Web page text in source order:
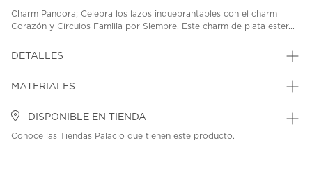
Charm Pandora; Celebra los lazos inquebrantables con el charm
Corazón y Círculos Familia por Siempre. Este charm de plata ester...
DETALLES
MATERIALES
DISPONIBLE EN TIENDA
Conoce las Tiendas Palacio que tienen este producto.